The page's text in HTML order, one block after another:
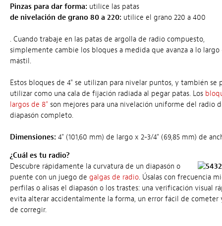
Pinzas para dar forma: utilice las patas
de nivelación de grano 80 a 220: utilice el grano 220 a 400
. Cuando trabaje en las patas de argolla de radio compuesto,
simplemente cambie los bloques a medida que avanza a lo largo
mástil.
Estos bloques de 4" se utilizan para nivelar puntos, y también se
utilizar como una cala de fijación radiada al pegar patas. Los
largos de 8" son mejores para una nivelación uniforme del radio
diapasón completo.
Dimensiones: 4" (101,60 mm) de largo x 2-3/4" (69,85 mm) de
¿Cuál es tu radio?
Descubre rápidamente la curvatura de un diapasón o
puente con un juego de galgas de radio. Úsalas con frecuencia
perfilas o alisas el diapasón o los trastes: una verificación visual
evita alterar accidentalmente la forma, un error fácil de
de corregir.